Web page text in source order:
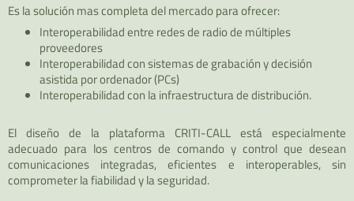
Es la solución mas completa del mercado para ofrecer:
Interoperabilidad entre redes de radio de múltiples
proveedores
Interoperabilidad con sistemas de grabación y decisión
asistida por ordenador (PCs)
Interoperabilidad con la infraestructura de distribución.
El diseño de la plataforma CRITI-CALL está especialmente
adecuado para los centros de comando y control que desean
comunicaciones integradas, eficientes e interoperables, sin
comprometer la fiabilidad y la seguridad.